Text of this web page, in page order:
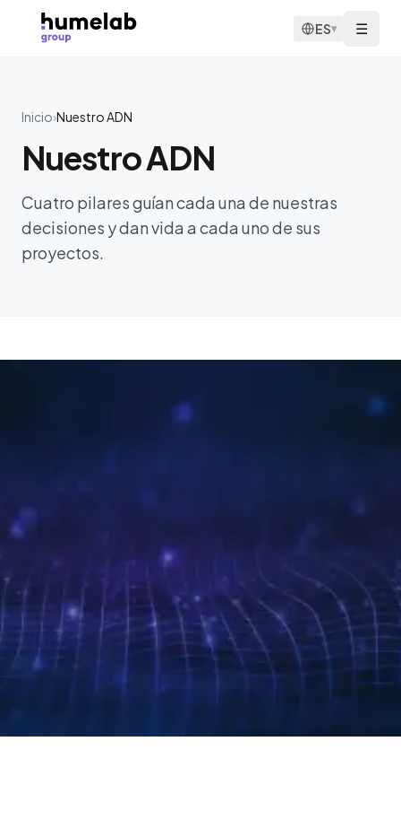
Saltar al contenido
ES▾ ☰
Inicio›Nuestro ADN
Nuestro ADN
Cuatro pilares guían cada una de nuestras
decisiones y dan vida a cada uno de sus
proyectos.